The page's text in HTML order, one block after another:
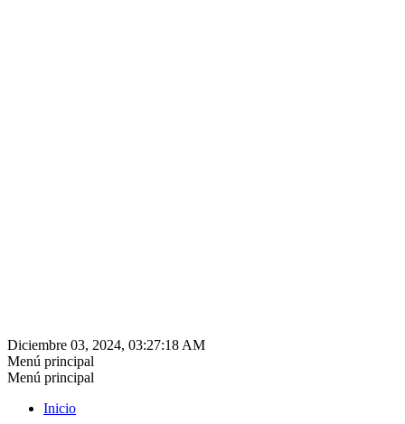
Diciembre 03, 2024, 03:27:18 AM
Menú principal
Menú principal
Inicio